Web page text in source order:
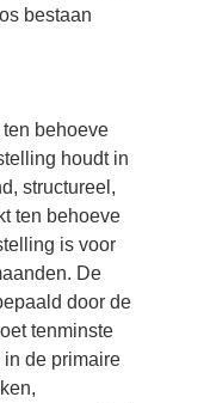
bestaan
behoeve
houdt in
structureel,
ten behoeve
is voor
De
door de
tenminste
de primaire